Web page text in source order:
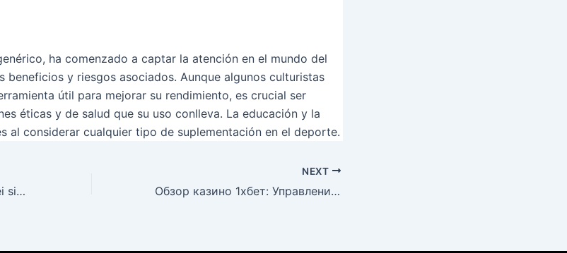
ha comenzado a captar la atención en el mundo del
beneficios y riesgos asociados. Aunque algunos culturistas
útil para mejorar su rendimiento, es crucial ser
éticas y de salud que su uso conlleva. La educación y la
al considerar cualquier tipo de suplementación en el deporte.
Scopri le gemme nascoste dei siti affiliati ad ALF Casino
NEXT
Обзор казино 1хбет: Управление аккаунтом через 1хбет официальный сайт вход